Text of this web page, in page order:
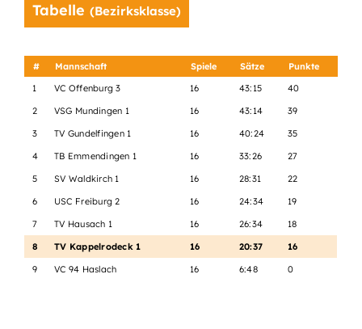
Tabelle (Bezirksklasse)
# Mannschaft Spiele Sätze
Punkte
1
VC Offenburg 3 16 43:15
40
2
VSG Mundingen 1 16 43:14
39
3
TV Gundelfingen 1 16 40:24
35
4
TB Emmendingen 1 16 33:26
27
5
SV Waldkirch 1 16 28:31
22
6
USC Freiburg 2 16 24:34
19
7
TV Hausach 1 16 26:34
18
8
TV Kappelrodeck 1 16 20:37
16
9
VC 94 Haslach 16 6:48 0